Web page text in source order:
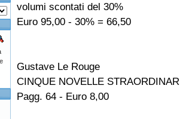
volumi scontati del 30%
Euro 95,00 - 30% = 66,50
Gustave Le Rouge
CINQUE NOVELLE
Pagg. 64 - Euro 8,00